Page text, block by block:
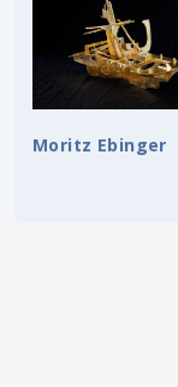
Moritz Ebinger